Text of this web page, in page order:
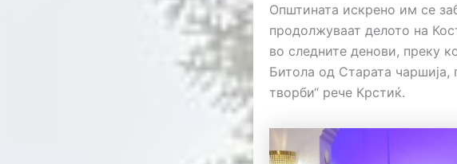
Општината искрено им се
продолжуваат делото на
во следните денови, преку
Битола од Старата
творби“ рече Крстиќ.